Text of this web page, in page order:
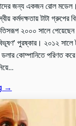
জন্য একজন রোল মডেল।
কর্মদক্ষতায় টাটা গ্রুপের
২০০০ সালে পেয়েছেন
পুরষ্কার। ২০১২
ডলার কোম্পানিতে পরিণত
→